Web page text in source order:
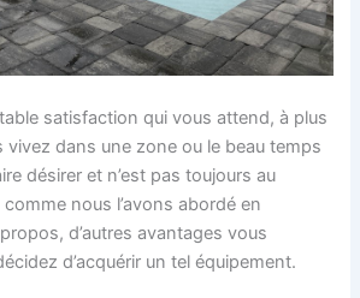
satisfaction qui vous attend, à plus
dans une zone ou le beau temps
désirer et n’est pas toujours au
nous l’avons abordé en
d’autres avantages vous
d’acquérir un tel équipement.